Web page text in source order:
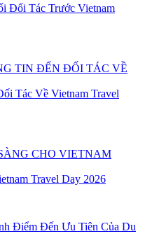
Đối Tác Trước Vietnam
Tác Về Vietnam Travel
Travel Day 2026